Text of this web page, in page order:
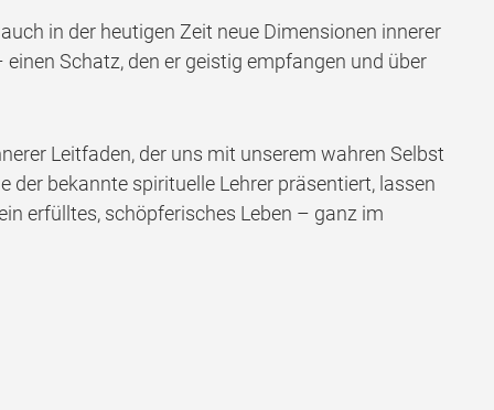
in der heutigen Zeit neue Dimensionen innerer
Schatz, den er geistig empfangen und über
Leitfaden, der uns mit unserem wahren Selbst
bekannte spirituelle Lehrer präsentiert, lassen
erfülltes, schöpferisches Leben – ganz im